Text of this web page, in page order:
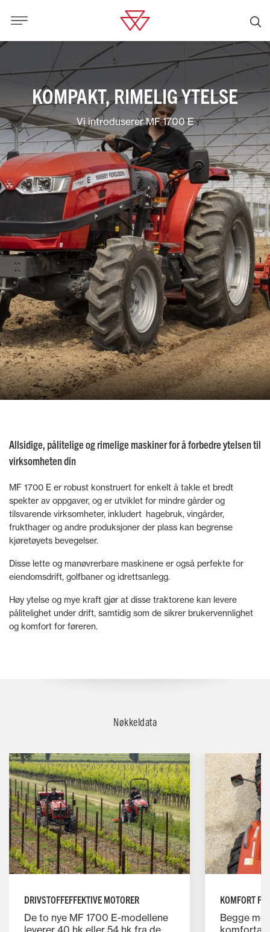
KOMPAKT, RIMELIG YTELSE
Vi introduserer MF 1700 E
Allsidige, pålitelige og rimelige maskiner for å forbedre ytelsen til
virksomheten din
MF 1700 E er robust konstruert for enkelt å takle et bredt
spekter av oppgaver, og er utviklet for mindre gårder og
tilsvarende virksomheter, inkludert hagebruk, vingårder,
frukthager og andre produksjoner der plass kan begrense
kjøretøyets bevegelser.
Disse lette og manøvrerbare maskinene er også perfekte for
eiendomsdrift, golfbaner og idrettsanlegg.
Høy ytelse og mye kraft gjør at disse traktorene kan levere
pålitelighet under drift, samtidig som de sikrer brukervennlighet
og komfort for føreren.
Nøkkeldata
DRIVSTOFFEFFEKTIVE MOTORER
De to nye MF 1700 E-modellene
leverer 40 hk eller 54 hk fra de
KOMFORT
Begge